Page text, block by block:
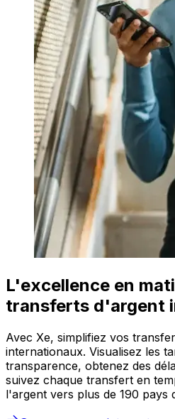
L'excellence en
transferts d'argent
Avec Xe, simplifiez vos
internationaux. Visualisez les
transparence, obtenez des
suivez chaque transfert en
l'argent vers plus de 190 pays